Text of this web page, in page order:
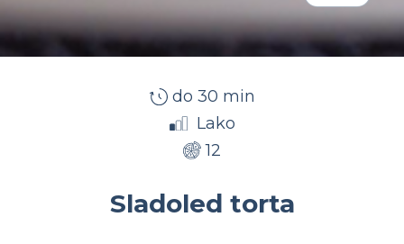
do 30 min
Lako
12
Sladoled torta